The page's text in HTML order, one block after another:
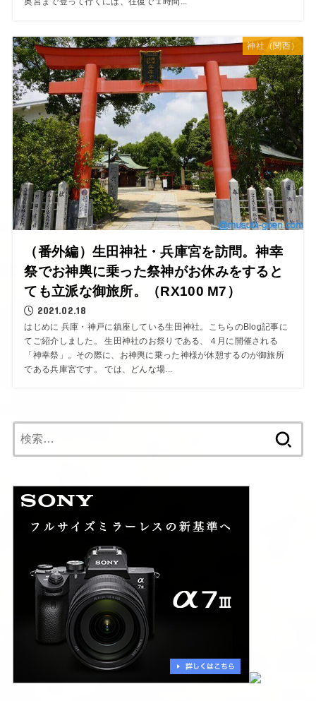
神社（関西）
（番外編）生田神社・兵庫宮を訪問。神幸
祭でお神輿に乗った祭神がお休みをすると
ても立派な御旅所。（RX100 M7）
2021.02.18
はじめに 兵庫・神戸に鎮座している生田神社。こちらのBlog記事に
てご紹介しました。 生田神社のお祭りである、４月に開催される
「神幸祭」。その際に、お神輿に乗った神様が休憩するのが御旅所
である兵庫宮です。 では、どんな場...
索: